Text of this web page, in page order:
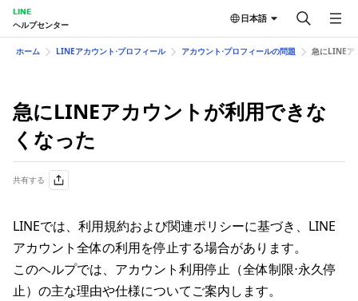
LINE
ヘルプセンター
日本語
ホーム LINEアカウント⋅プロフィール アカウント⋅プロフィールの問題 急にLINEア
急にLINEアカウントが利用できな
くなった
共有する
LINEでは、利用規約および関連ポリシーに基づき、LINE
アカウント全体の利用を停止する場合があります。
このヘルプでは、アカウント利用停止（全体制限⋅永久停
止）の主な理由や仕様についてご案内します。